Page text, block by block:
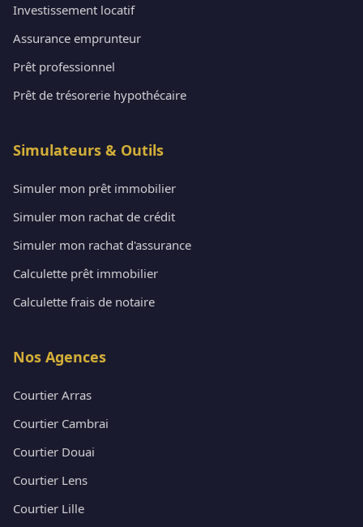
Investissement locatif
Assurance emprunteur
Prêt professionnel
Prêt de trésorerie hypothécaire
Simulateurs & Outils
Simuler mon prêt immobilier
Simuler mon rachat de crédit
Simuler mon rachat d'assurance
Calculette prêt immobilier
Calculette frais de notaire
Nos Agences
Courtier Arras
Courtier Cambrai
Courtier Douai
Courtier Lens
Courtier Lille